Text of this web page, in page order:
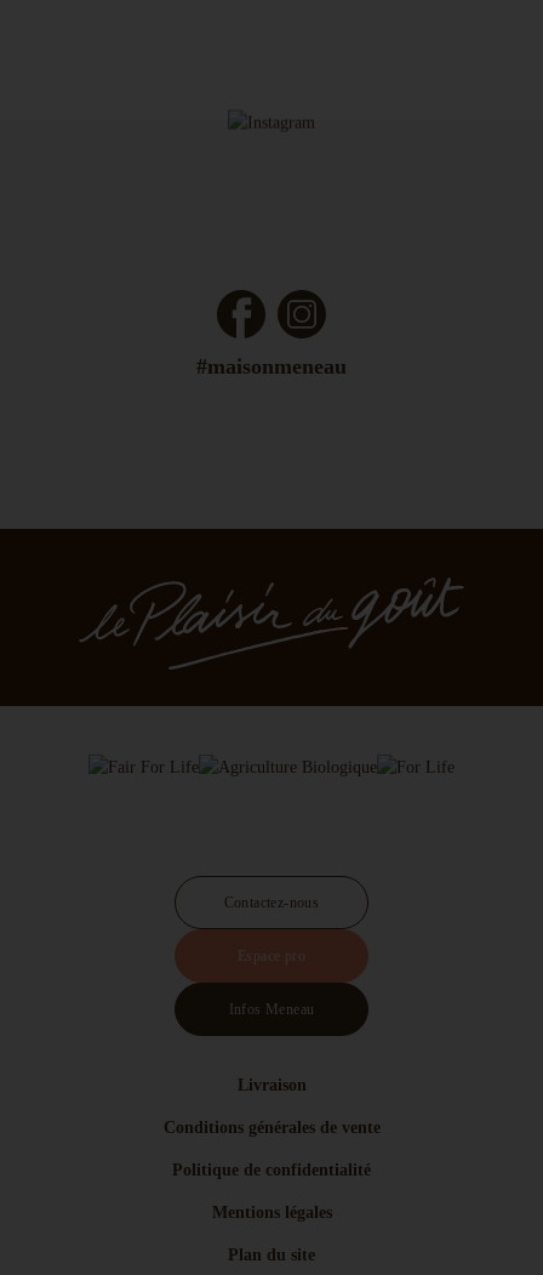
FacebookInstagram
#maisonmeneau
Livraison
Conditions générales de vente
Politique de confidentialité
Mentions légales
Plan du site
Contactez-nous
Espace pro
Infos Meneau